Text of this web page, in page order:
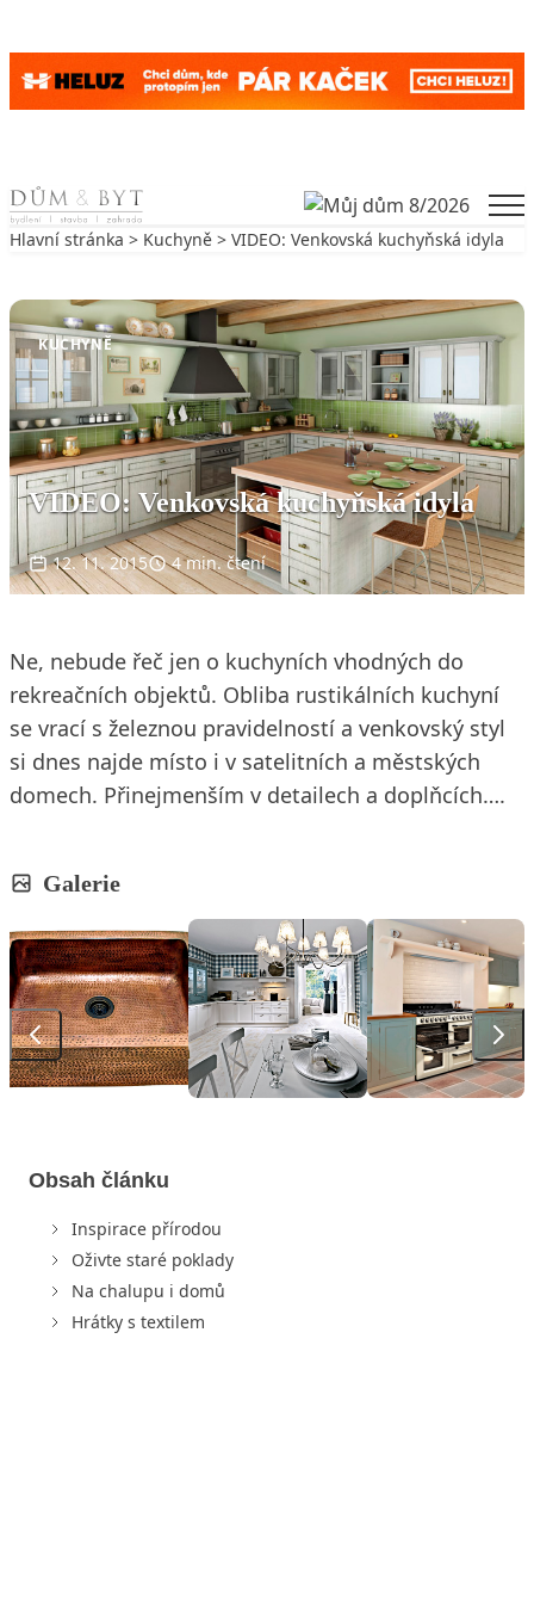
Skip to content
Hlavní stránka > Kuchyně > VIDEO: Venkovská kuchyňská idyla
KUCHYNĚ
VIDEO: Venkovská kuchyňská idyla
12. 11. 2015 4 min. čtení
Ne, nebude řeč jen o kuchyních vhodných do
rekreačních objektů. Obliba rustikálních kuchyní
se vrací s železnou pravidelností a venkovský styl
si dnes najde místo i v satelitních a městských
domech. Přinejmenším v detailech a doplňcích….
Galerie
Obsah článku
Inspirace přírodou
Oživte staré poklady
Na chalupu i domů
Hrátky s textilem